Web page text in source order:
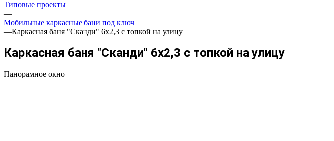
Типовые проекты
—
Мобильные каркасные бани под ключ
—Каркасная баня "Сканди" 6х2,3 с топкой на улицу
Каркасная баня "Сканди" 6х2,3 с топкой на улицу
Панорамное окно